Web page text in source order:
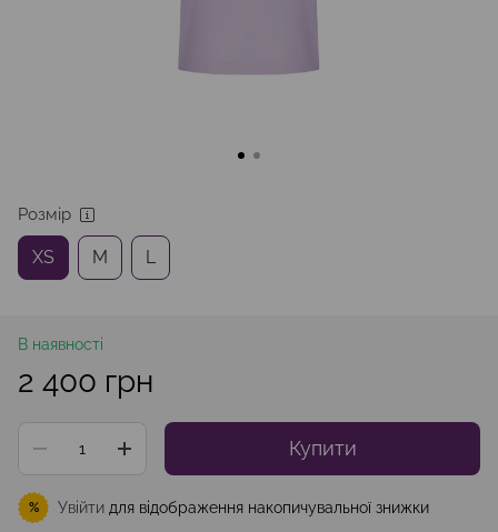
Розмір
XS M L
В наявності
2 400 грн
Купити
% Увійти для відображення накопичувальної знижки